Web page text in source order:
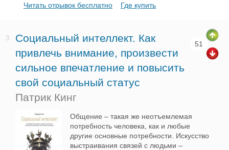
Читать отрывок бесплатно Где купить
3.
Социальный интеллект. Как
привлечь внимание, произвести
сильное впечатление и повысить
свой социальный статус
Патрик Кинг
51
Общение – такая же неотъемлемая
потребность человека, как и любые
другие основные потребности. Искусство
выстраивания связей с людьми –